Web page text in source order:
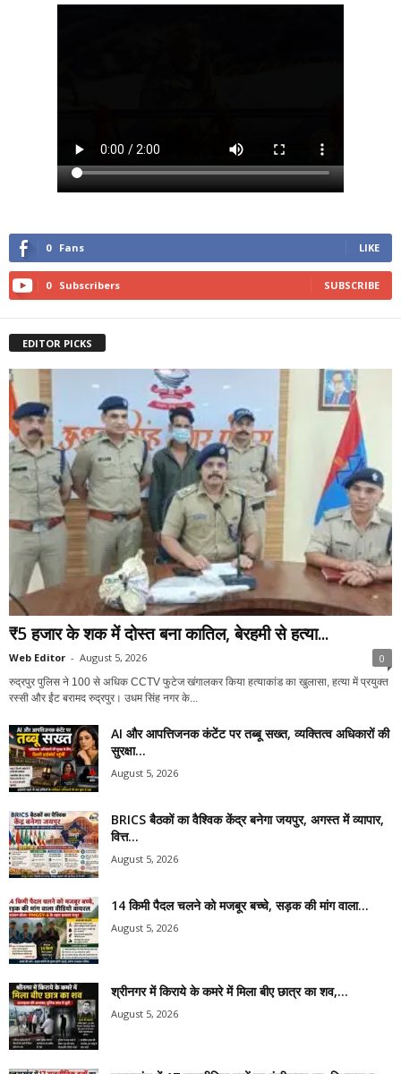
0 Fans LIKE
0 Subscribers SUBSCRIBE
EDITOR PICKS
₹5 हजार के शक में दोस्त बना कातिल, बेरहमी से हत्या...
Web Editor - August 5, 2026 0
रुद्रपुर पुलिस ने 100 से अधिक CCTV फुटेज खंगालकर किया हत्याकांड का खुलासा, हत्या में प्रयुक्त
रस्सी और ईंट बरामद रुद्रपुर। उधम सिंह नगर के...
AI और आपत्तिजनक कंटेंट पर तब्बू सख्त, व्यक्तित्व अधिकारों की
सुरक्षा...
August 5, 2026
BRICS बैठकों का वैश्विक केंद्र बनेगा जयपुर, अगस्त में व्यापार,
वित्त...
August 5, 2026
14 किमी पैदल चलने को मजबूर बच्चे, सड़क की मांग वाला...
August 5, 2026
श्रीनगर में किराये के कमरे में मिला बीए छात्र का शव,...
August 5, 2026